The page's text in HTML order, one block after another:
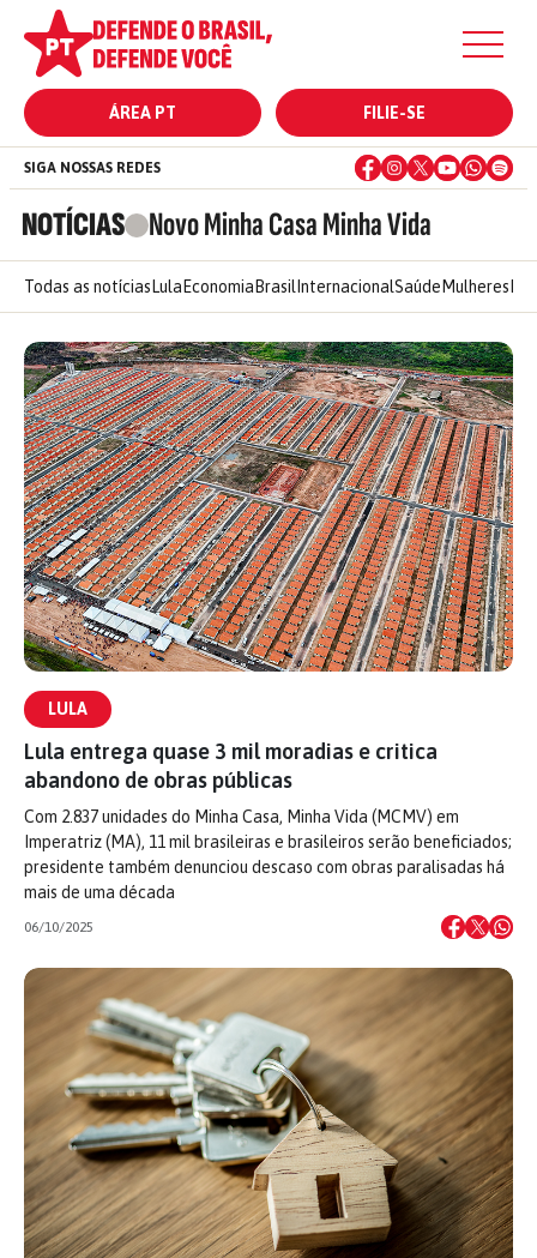
ÁREA PT FILIE-SE
NOTÍCIAS Novo Minha Casa Minha Vida
SIGA NOSSAS REDES
Todas as notícias Lula Economia Brasil InternacionalSaúde Mulheres
LULA
Lula entrega quase 3 mil moradias e critica
abandono de obras públicas
Com 2.837 unidades do Minha Casa, Minha Vida (MCMV) em
Imperatriz (MA), 11 mil brasileiras e brasileiros serão beneficiados;
presidente também denunciou descaso com obras paralisadas há
mais de uma década
06/10/2025